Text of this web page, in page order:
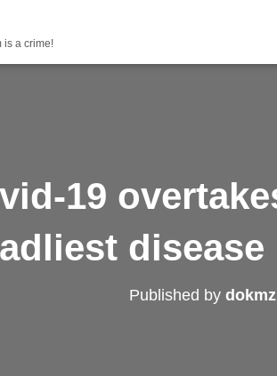
is a crime!
19
Published by dokmz